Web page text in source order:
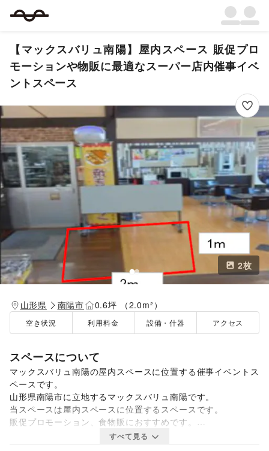
【マックスバリュ南陽】屋内スペース 販促プロ
モーションや物販に最適なスーパー店内催事イベ
ントスペース
2枚
山形県 南陽市 0.6坪 （2.0m²）
空き状況 利用料金 設備・什器 アクセス
スペースについて
マックスバリュ南陽の屋内スペースに位置する催事イベントス
ペースです。
山形県南陽市に立地するマックスバリュ南陽です。
当スペースは屋内スペースに位置するスペースです。
販促プロモーション、食物販におすすめです。
詳細に関してはお気軽にお問い合わせください。
すべて見る